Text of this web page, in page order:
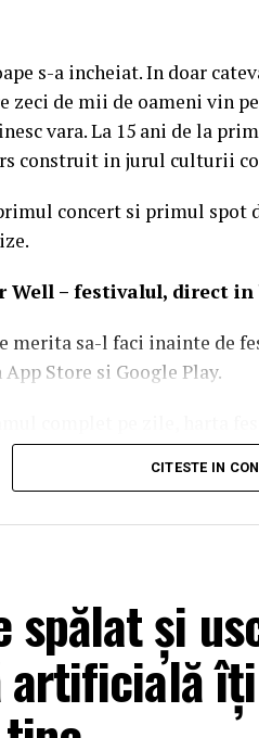
s-a incheiat. In doar
zeci de mii de oameni vin
vara. La 15 ani de la
construit in jurul culturii
concert si primul spot
Well – festivalul, direct in
merita sa-l faci inainte de
Store si Google Play.
informatiile utile
CITESTE IN
spălat și